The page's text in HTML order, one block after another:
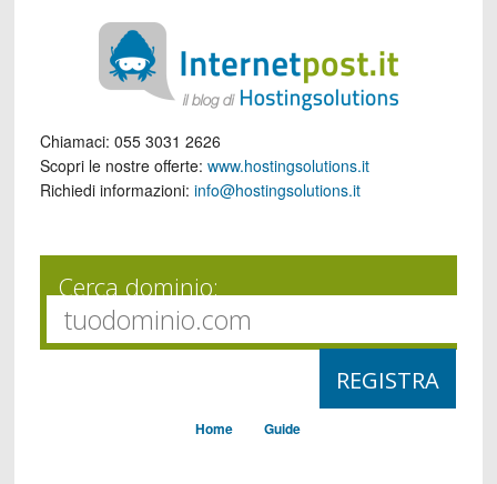
Chiamaci: 055 3031 2626
Scopri le nostre offerte: www.hostingsolutions.it
Richiedi informazioni: info@hostingsolutions.it
Cerca dominio:
Home Guide